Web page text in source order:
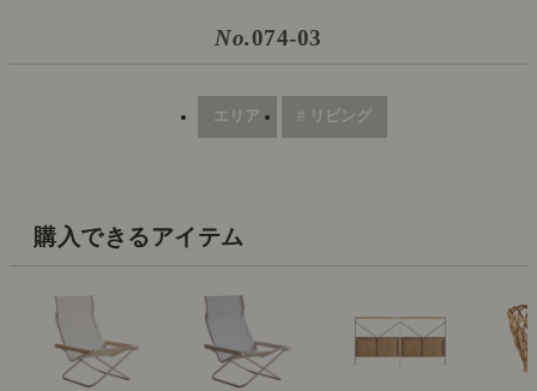
No.074-03
エリア # リビング
購入できるアイテム